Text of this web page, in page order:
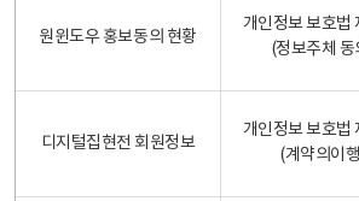
원윈도우 홍보동의 현황
개인정보 보호법
(정보주체 동
디지털집현전 회원정보
개인정보 보호법
(계약의이